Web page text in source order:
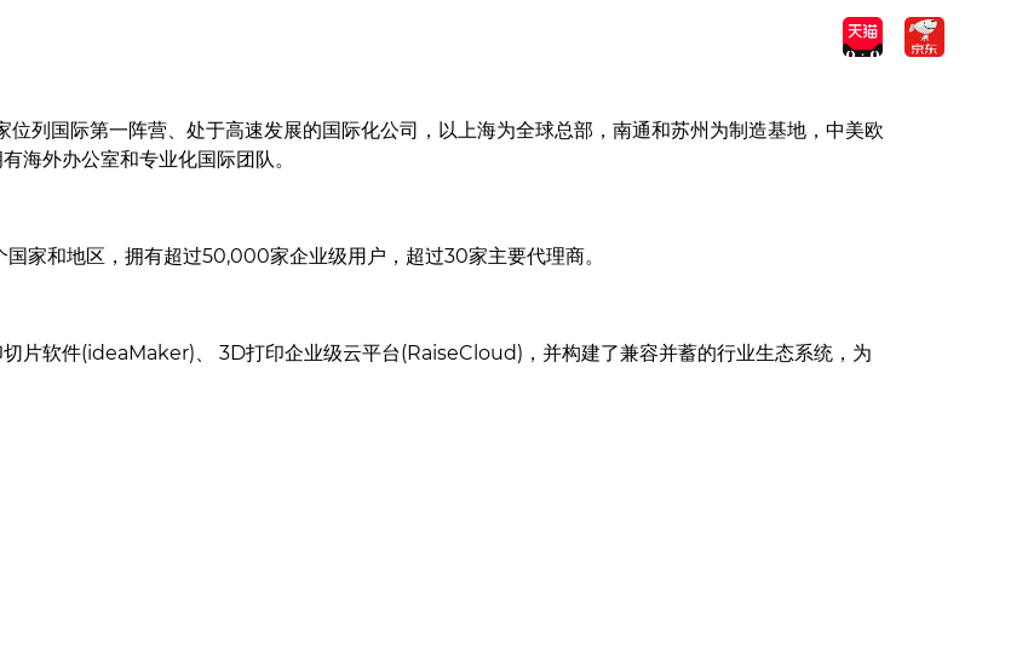
列国际第一阵营、处于高速发展的国际化公司，以上海为全球总部，南通和苏州为制造基地，中美欧
海外办公室和专业化国际团队。
家和地区，拥有超过50,000家企业级用户，超过30家主要代理商。
片软件(ideaMaker)、 3D打印企业级云平台(RaiseCloud)，并构建了兼容并蓄的行业生态系统，为